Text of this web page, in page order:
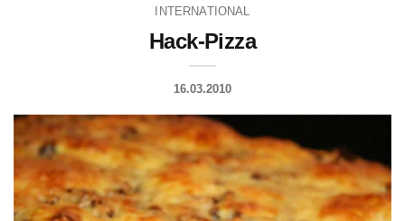
INTERNATIONAL
Hack-Pizza
16.03.2010